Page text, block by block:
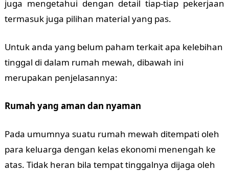
juga mengetahui dengan detail tiap-tiap pekerjaan
termasuk juga pilihan material yang pas.
Untuk anda yang belum paham terkait apa kelebihan
tinggal di dalam rumah mewah, dibawah ini
merupakan penjelasannya:
Rumah yang aman dan nyaman
Pada umumnya suatu rumah mewah ditempati oleh
para keluarga dengan kelas ekonomi menengah ke
atas. Tidak heran bila tempat tinggalnya dijaga oleh